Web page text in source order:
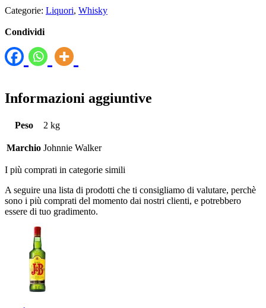
Categorie: Liquori, Whisky
Condividi
Informazioni aggiuntive
Peso 2 kg
Marchio Johnnie Walker
I più comprati in categorie simili
A seguire una lista di prodotti che ti consigliamo di valutare, perchè
sono i più comprati del momento dai nostri clienti, e potrebbero
essere di tuo gradimento.